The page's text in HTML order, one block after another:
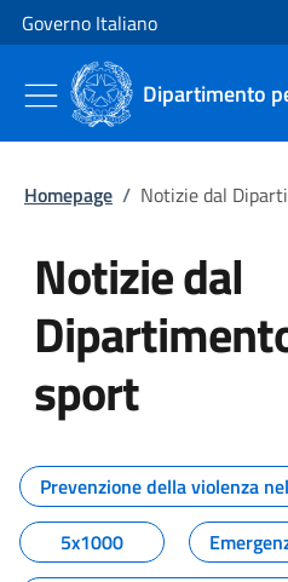
Vai al contenuto
Vai alla navigazione del sito
Governo Italiano
Dipartimento
Homepage / Notizie dal
Notizie dal
sport
Tutti i contenuti
Prevenzione della violenza
5x1000